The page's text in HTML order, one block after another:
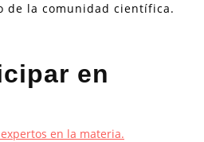
de la comunidad científica.
en
en la materia.